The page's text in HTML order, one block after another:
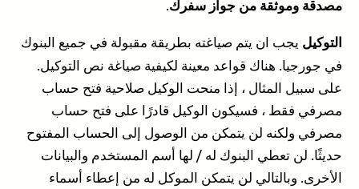
مصدقة وموثقة من جواز سفرك.
التوكيليجب ان يتم صياغته بطريقة مقبولة في جميع البنوك
في جورجيا. هناك قواعد معينة لكيفية صياغة نص التوكيل.
على سبيل المثال ، إذا منحت الوكيل صلاحية فتح حساب
مصرفي فقط ، فسيكون الوكيل قادرًا على فتح حساب
مصرفي ولكنه لن يتمكن من الوصول إلى الحساب المفتوح
حديثًا. لن تعطي البنوك له / لها أسم المستخدم والبيانات
الأخرى. وبالتالي لن يتمكن الموكل له من إعطاء أسماء